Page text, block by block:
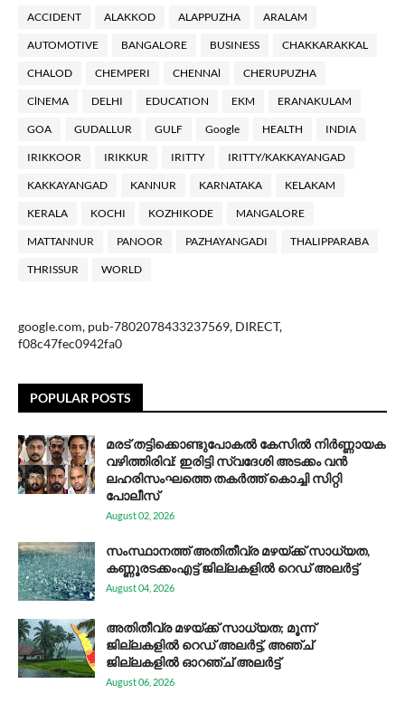
ACCIDENT ALAKKOD ALAPPUZHA ARALAM
AUTOMOTIVE BANGALORE BUSINESS CHAKKARAKKAL
CHALOD CHEMPERI CHENNAl CHERUPUZHA
ClNEMA DELHI EDUCATION EKM ERANAKULAM
GOA GUDALLUR GULF Google HEALTH INDIA
IRIKKOOR IRIKKUR IRITTY IRITTY/KAKKAYANGAD
KAKKAYANGAD KANNUR KARNATAKA KELAKAM
KERALA KOCHI KOZHIKODE MANGALORE
MATTANNUR PANOOR PAZHAYANGADI THALIPPARABA
THRISSUR WORLD
google.com, pub-7802078433237569, DIRECT,
f08c47fec0942fa0
POPULAR POSTS
മരട് തട്ടിക്കൊണ്ടുപോകൽ കേസിൽ നിർണ്ണായക
വഴിത്തിരിവ്: ഇരിട്ടി സ്വദേശി അടക്കം വൻ
ലഹരിസംഘത്തെ തകർത്ത് കൊച്ചി സിറ്റി
പോലീസ്
August 02, 2026
സം​സ്ഥാ​ന​ത്ത് അ​തി​തീ​വ്ര മ​ഴ​യ്ക്ക് സാ​ധ്യ​ത,
കണ്ണൂരടക്കംഎ​ട്ട് ജി​ല്ല​ക​ളി​ൽ റെ​ഡ് അ​ലർ​ട്ട്
August 04, 2026
അതിതീവ്ര മഴയ്ക്ക് സാധ്യത; മൂന്ന്
ജില്ലകളിൽ റെഡ് അലർട്ട്, അഞ്ച്
ജില്ലകളിൽ ഓറഞ്ച് അലർട്ട്
August 06, 2026